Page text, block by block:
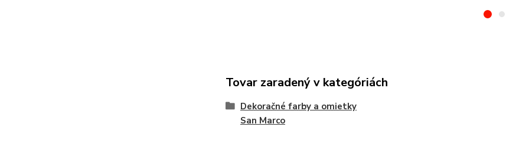
Tovar zaradený v kategóriách
Dekoračné farby a omietky
San Marco